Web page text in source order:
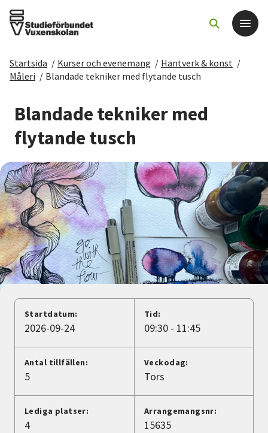
Det här gör vi
För dig som
Sök kurser och evenemang
Om SV
Starta studiecirkel
Cirkelledare
Nyheter
Avdelningar
Lyssna
Startsida / Kurser och evenemang / Hantverk & konst /
Måleri / Blandade tekniker med flytande tusch
Blandade tekniker med
flytande tusch
Startdatum:
2026-09-24
Tid:
09:30 - 11:45
Antal tillfällen:
5
Veckodag:
Tors
Lediga platser:
4
Arrangemangsnr:
15635